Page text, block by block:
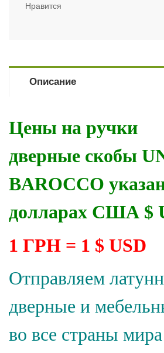
Нравится
Описание
Цены на ручки
дверные скобы
BAROCCO
долларах США $
1 ГРН = 1 $ USD
Отправляем
дверные и
во все страны мира